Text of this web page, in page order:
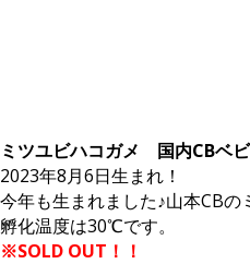
ミツユビハコガメ 国内CBベ
2023年8月6日生まれ！
今年も生まれました♪山本CBの
孵化温度は30℃です。
※SOLD OUT！！